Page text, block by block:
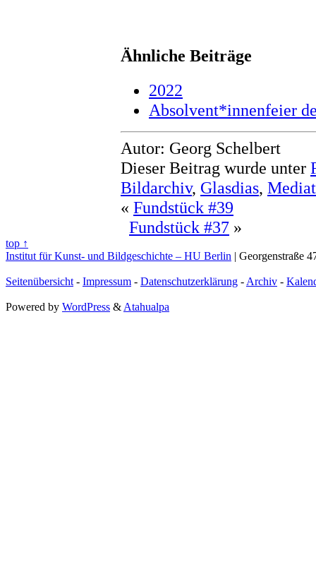
Ähnliche Beiträge
2022
Absolvent*innenfeier
Autor: Georg Schelbert
Dieser Beitrag wurde unter
Bildarchiv, Glasdias,
« Fundstück #39
Fundstück #37 »
top ↑
Institut für Kunst- und Bildgeschichte – HU Berlin | Georgenstraße
Seitenübersicht - Impressum - Datenschutzerklärung - Archiv -
Powered by WordPress & Atahualpa